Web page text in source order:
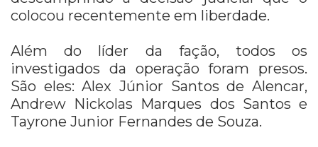
colocou recentemente em liberdade.
Além do líder da fação, todos os
investigados da operação foram presos.
São eles: Alex Júnior Santos de Alencar,
Andrew Nickolas Marques dos Santos e
Tayrone Junior Fernandes de Souza.